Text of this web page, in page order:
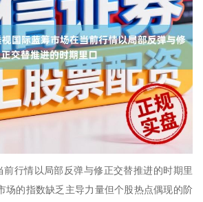
行情以局部反弹与修正交替推进的时期里
场的指数缺乏主导力量但个股热点偶现的阶